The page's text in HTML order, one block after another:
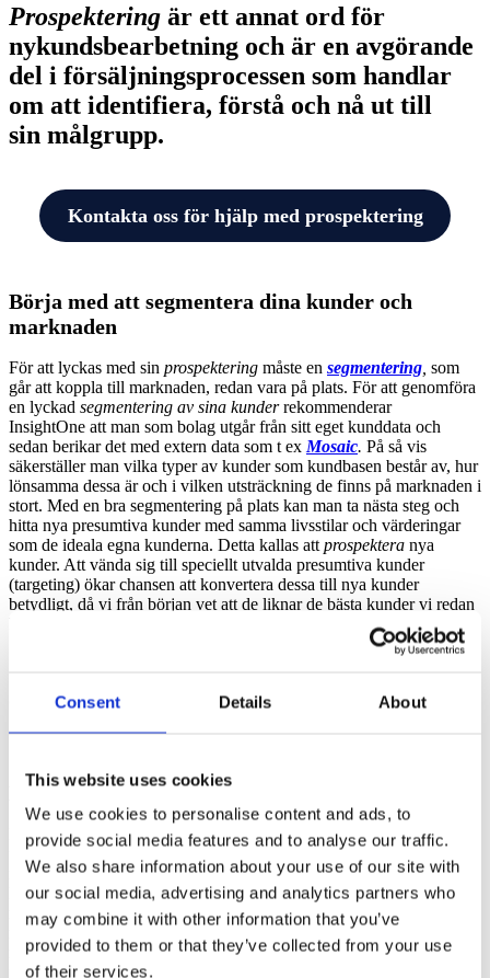
Consent Details About
This website uses cookies
We use cookies to personalise content and ads, to
provide social media features and to analyse our traffic.
We also share information about your use of our site with
our social media, advertising and analytics partners who
may combine it with other information that you’ve
provided to them or that they’ve collected from your use
of their services.
Prospektering är ett annat ord för
nykundsbearbetning och är en avgörande
del i försäljningsprocessen som handlar
om att identifiera, förstå och nå ut till
sin målgrupp.
Kontakta oss för hjälp med prospektering
Börja med att segmentera dina kunder och
marknaden
För att lyckas med sin prospektering måste en segmentering som
går att koppla till marknaden, redan vara på plats. För att genomföra
en lyckad segmentering av sina kunderrekommenderar
InsightOne att man som bolag utgår från sitt eget kunddata och
sedan berikar det med extern data som t ex Mosaic. På så vis
säkerställer man vilka typer av kunder som kundbasen består av, hur
lönsamma dessa är och i vilken utsträckning de finns på marknaden i
stort. Med en bra segmentering på plats kan man ta nästa steg och
hitta nya presumtiva kunder med samma livsstilar och värderingar
som de ideala egna kunderna. Detta kallas att prospektera nya
kunder. Att vända sig till speciellt utvalda presumtiva kunder
(targeting) ökar chansen att konvertera dessa till nya kunder
betydligt, då vi från början vet att de liknar de bästa kunder vi redan
Segmentera Prospektera
Engagera
Supportera
Hur prospekterar man nya kunder?
Har man använt sig av t ex InsightOnes insiktsplattform Mosaic™
för att
sina kunder och marknaden så har man en
mycket bra uppfattning om vilka grupper och livsstilar de befintliga
kunderna tillhör. Detta är nyckeln till framgång då en väldefinierad
målgrupp krävs för attprospekteringsarbetet ska bli så bra som
möjligt. Med en bra
på plats kan InsightOne hjälpa till
med att ta reda på var resterandeprospektsinom samma livsstilar
finns i Norden, i vilken utsträckning och i vilka kanaler man når